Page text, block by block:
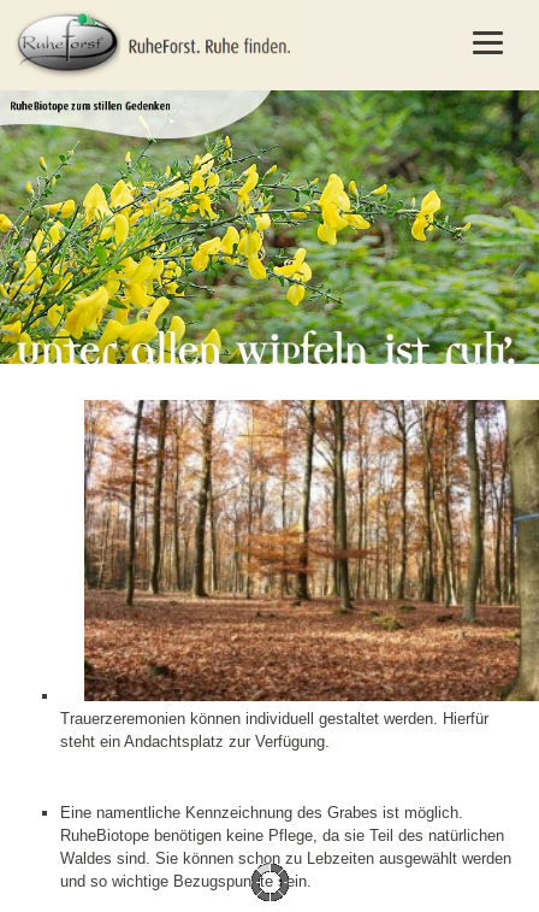
Trauerzeremonien können individuell gestaltet werden. Hierfür
steht ein Andachtsplatz zur Verfügung.
Eine namentliche Kennzeichnung des Grabes ist möglich.
RuheBiotope benötigen keine Pflege, da sie Teil des natürlichen
Waldes sind. Sie können schon zu Lebzeiten ausgewählt werden
und so wichtige Bezugspunkte sein.